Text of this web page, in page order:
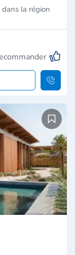
la région